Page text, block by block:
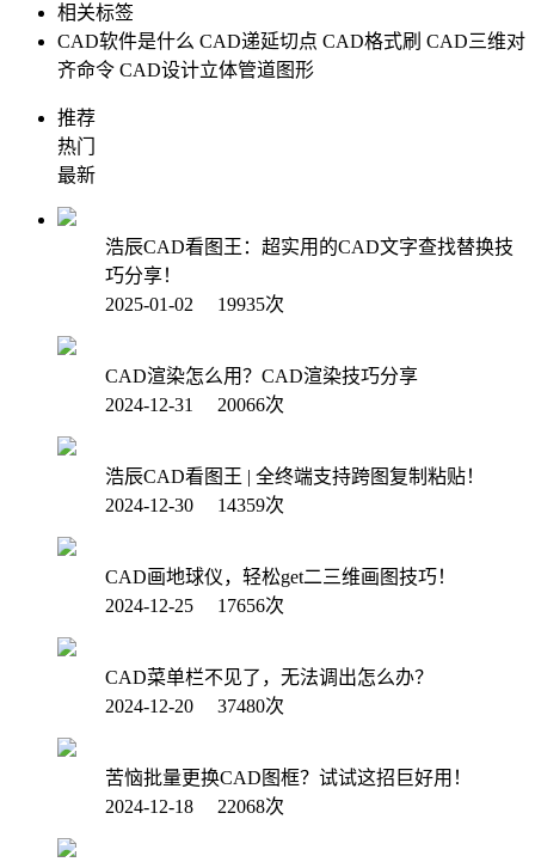
相关标签
CAD软件是什么 CAD递延切点 CAD格式刷 CAD三维对
齐命令 CAD设计立体管道图形
推荐
热门
最新
浩辰CAD看图王：超实用的CAD文字查找替换技
巧分享！
2025-01-02 19935次
CAD渲染怎么用？CAD渲染技巧分享
2024-12-31 20066次
浩辰CAD看图王 | 全终端支持跨图复制粘贴！
2024-12-30 14359次
CAD画地球仪，轻松get二三维画图技巧！
2024-12-25 17656次
CAD菜单栏不见了，无法调出怎么办？
2024-12-20 37480次
苦恼批量更换CAD图框？试试这招巨好用！
2024-12-18 22068次